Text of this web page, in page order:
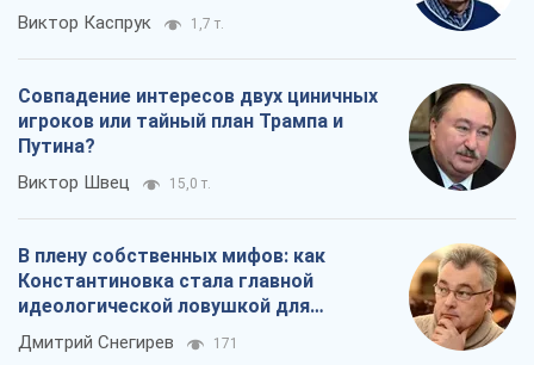
Виктор Каспрук 1,7 т.
Совпадение интересов двух циничных
игроков или тайный план Трампа и
Путина?
Виктор Швец 15,0 т.
В плену собственных мифов: как
Константиновка стала главной
идеологической ловушкой для
российских оккупантов
Дмитрий Снегирев 171